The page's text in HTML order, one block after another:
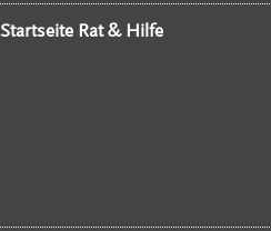
Startseite Rat & Hilfe